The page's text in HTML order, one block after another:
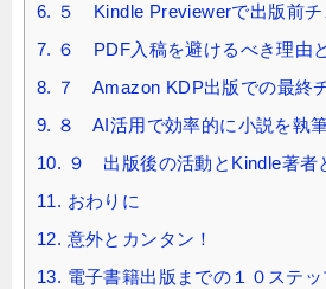
6. ５ Kindle Previewerで出版前チ
7. ６ PDF入稿を避けるべき理由
8. ７ Amazon KDP出版での最終
9. ８ AI活用で効率的に小説を執
10. ９ 出版後の活動とKindle著者
11. おわりに
12. 意外とカンタン！
13. 電子書籍出版までの１０ステ